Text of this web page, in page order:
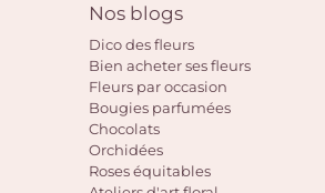
Nos blogs
Dico des fleurs
Bien acheter ses fleurs
Fleurs par occasion
Bougies parfumées
Chocolats
Orchidées
Roses équitables